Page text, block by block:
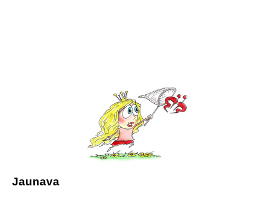
Jaunava